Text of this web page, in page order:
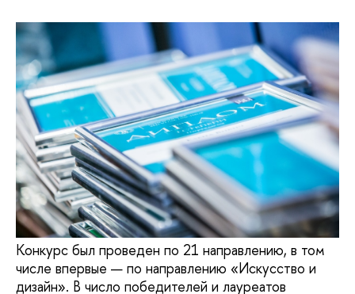
Конкурс был проведен по 21 направлению, в том
числе впервые — по направлению «Искусство и
дизайн». В число победителей и лауреатов